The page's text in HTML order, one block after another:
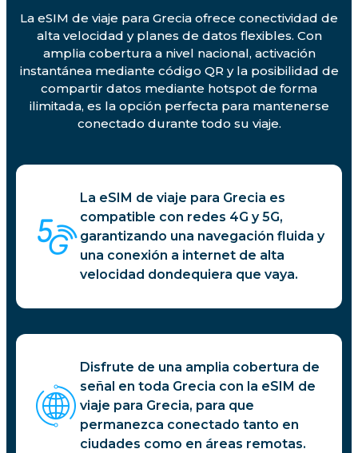
La eSIM de viaje para Grecia ofrece conectividad de
alta velocidad y planes de datos flexibles. Con
amplia cobertura a nivel nacional, activación
instantánea mediante código QR y la posibilidad de
compartir datos mediante hotspot de forma
ilimitada, es la opción perfecta para mantenerse
conectado durante todo su viaje.
La eSIM de viaje para Grecia es
compatible con redes 4G y 5G,
garantizando una navegación fluida y
una conexión a internet de alta
velocidad dondequiera que vaya.
Disfrute de una amplia cobertura de
señal en toda Grecia con la eSIM de
viaje para Grecia, para que
permanezca conectado tanto en
ciudades como en áreas remotas.